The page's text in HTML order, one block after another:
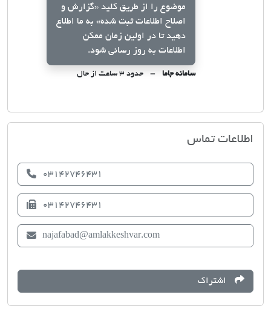
موضوع را از طریق کلید «گزارش و
اصلاح اطلاعات ثبت شده» به ما اطلاع
دهید تا در اولین زمان ممکن
اطلاعات به روز رسانی شود.
سامانه جاما حدود ۳ ساعت از حال
اطلاعات تماس
03142746431
03142746431
najafabad@amlakkeshvar.com
اشتراک